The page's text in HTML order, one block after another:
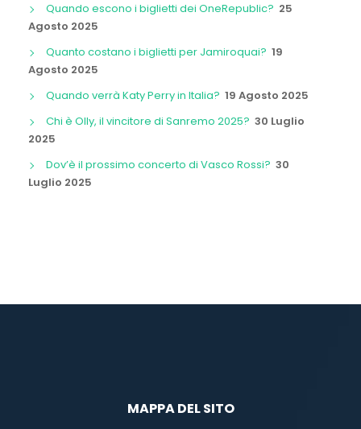
Quando escono i biglietti dei OneRepublic? 25
Agosto 2025
Quanto costano i biglietti per Jamiroquai? 19
Agosto 2025
Quando verrà Katy Perry in Italia? 19 Agosto 2025
Chi è Olly, il vincitore di Sanremo 2025? 30 Luglio
2025
Dov’è il prossimo concerto di Vasco Rossi? 30
Luglio 2025
MAPPA DEL SITO